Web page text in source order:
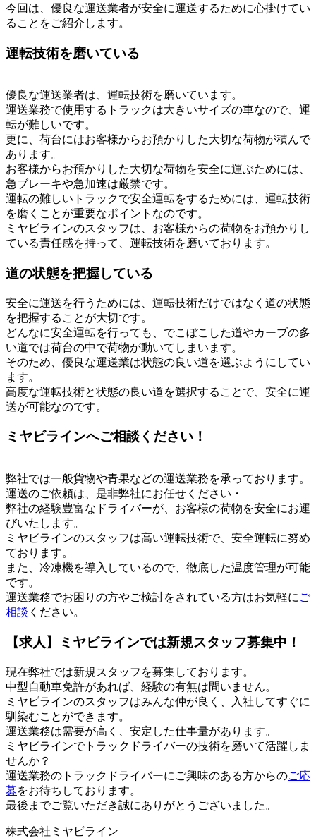
今回は、優良な運送業者が安全に運送するために心掛けてい
ることをご紹介します。
運転技術を磨いている
優良な運送業者は、運転技術を磨いています。
運送業務で使用するトラックは大きいサイズの車なので、運
転が難しいです。
更に、荷台にはお客様からお預かりした大切な荷物が積んで
あります。
お客様からお預かりした大切な荷物を安全に運ぶためには、
急ブレーキや急加速は厳禁です。
運転の難しいトラックで安全運転をするためには、運転技術
を磨くことが重要なポイントなのです。
ミヤビラインのスタッフは、お客様からの荷物をお預かりし
ている責任感を持って、運転技術を磨いております。
道の状態を把握している
安全に運送を行うためには、運転技術だけではなく道の状態
を把握することが大切です。
どんなに安全運転を行っても、でこぼこした道やカーブの多
い道では荷台の中で荷物が動いてしまいます。
そのため、優良な運送業は状態の良い道を選ぶようにしてい
ます。
高度な運転技術と状態の良い道を選択することで、安全に運
送が可能なのです。
ミヤビラインへご相談ください！
弊社では一般貨物や青果などの運送業務を承っております。
運送のご依頼は、是非弊社にお任せください・
弊社の経験豊富なドライバーが、お客様の荷物を安全にお運
びいたします。
ミヤビラインのスタッフは高い運転技術で、安全運転に努め
ております。
また、冷凍機を導入しているので、徹底した温度管理が可能
です。
運送業務でお困りの方やご検討をされている方はお気軽に ご
相談 ください。
【求人】ミヤビラインでは新規スタッフ募集中！
現在弊社では新規スタッフを募集しております。
中型自動車免許があれば、経験の有無は問いません。
ミヤビラインのスタッフはみんな仲が良く、入社してすぐに
馴染むことができます。
運送業務は需要が高く、安定した仕事量があります。
ミヤビラインでトラックドライバーの技術を磨いて活躍しま
せんか？
運送業務のトラックドライバーにご興味のある方からのご応
募をお待ちしております。
最後までご覧いただき誠にありがとうございました。
株式会社ミヤビライン